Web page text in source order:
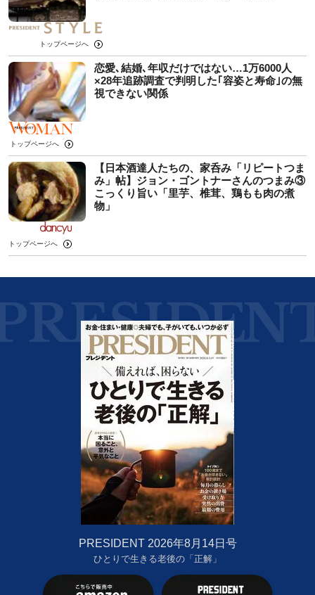
トップページへ
恋愛､結婚､年収だけではない…1万6000人
×28年追跡調査で判明した｢容姿と寿命｣の無
視できない関係
トップページへ
【日本酒達人たちの、家呑み「リピートつま
み」帖】ジョン・ゴントナーさんのつまみ③
こっくり旨い「里芋、椎茸、鶏もも肉の煮
物」
トップページへ
PRESIDENT 2026年8月14日号
ひとりで生きる老後の「正解」